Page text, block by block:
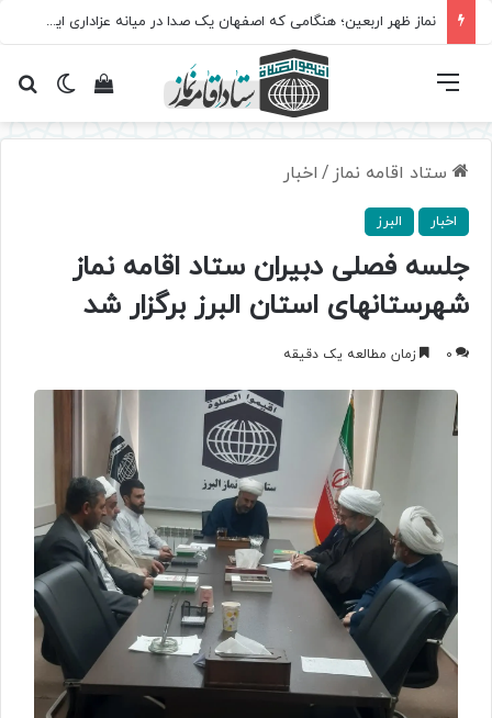
نماز ظهر اربعین؛ هنگامی که اصفهان یک صدا در میانه عزاداری ایستاد
تغییرمشاهده فهرست
ستاد اقامه نماز / اخبار
اخبار البرز
جلسه فصلی دبیران ستاد اقامه نماز
شهرستانهای استان البرز برگزار شد
0 زمان مطالعه یک دقیقه